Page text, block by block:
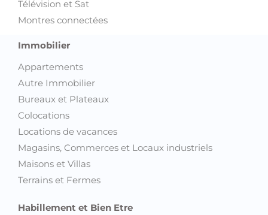
Télévision et Sat
Montres connectées
Immobilier
Appartements
Autre Immobilier
Bureaux et Plateaux
Colocations
Locations de vacances
Magasins, Commerces et Locaux industriels
Maisons et Villas
Terrains et Fermes
Habillement et Bien Etre